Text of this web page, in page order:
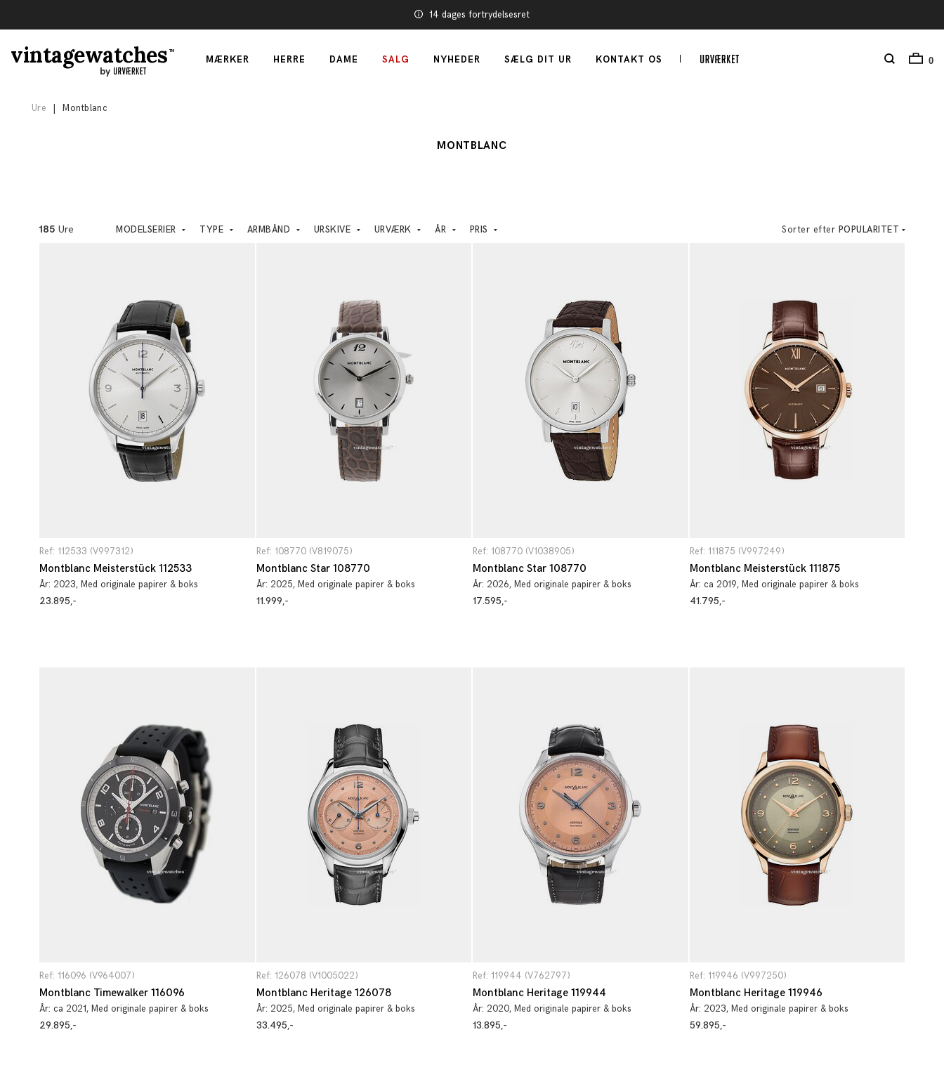
14 dages fortrydelsesret
vintagewatches TM
by
MÆRKER HERRE DAME SALG NYHEDER SÆLG DIT UR KONTAKT OS 0
Ure Montblanc
MONTBLANC
185 Ure MODELSERIER TYPE ARMBÅND URSKIVE URVÆRK ÅR PRIS Sorter efter POPULARITET
Ref: 112533 (V997312)
Montblanc Meisterstück 112533
År: 2023, Med originale papirer & boks
23.895,-
Ref: 108770 (V819075)
Montblanc Star 108770
År: 2025, Med originale papirer & boks
11.999,-
Ref: 108770 (V1038905)
Montblanc Star 108770
År: 2026, Med originale papirer & boks
17.595,-
Ref: 111875 (V997249)
Montblanc Meisterstück 111875
År: ca 2019, Med originale papirer & boks
41.795,-
Ref: 116096 (V964007)
Montblanc Timewalker 116096
År: ca 2021, Med originale papirer & boks
29.895,-
Ref: 126078 (V1005022)
Montblanc Heritage 126078
År: 2025, Med originale papirer & boks
33.495,-
Ref: 119944 (V762797)
Montblanc Heritage 119944
År: 2020, Med originale papirer & boks
13.895,-
Ref: 119946 (V997250)
Montblanc Heritage 119946
År: 2023, Med originale papirer & boks
59.895,-